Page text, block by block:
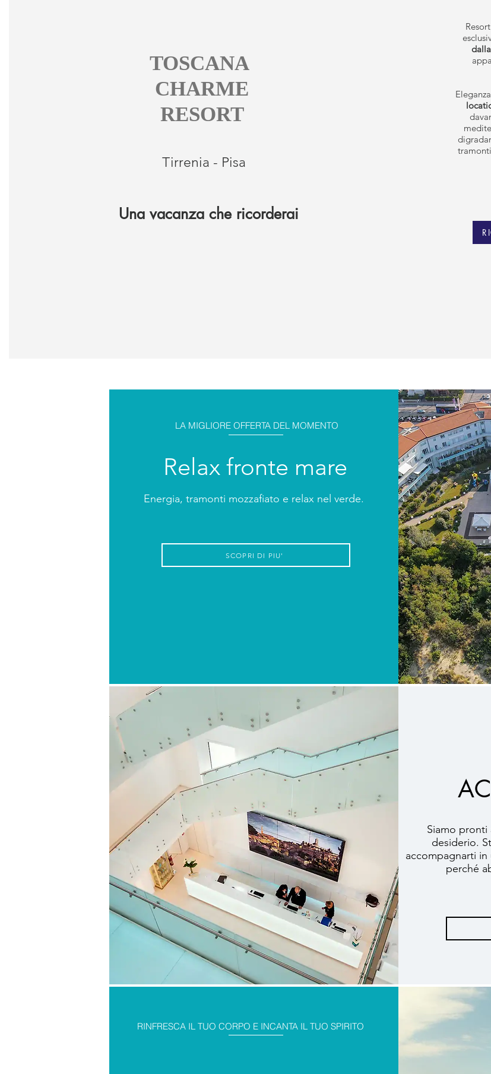
TOSCANA
CHARME
RESORT
Tirrenia - Pisa
Una vacanza che ricorderai
LA MIGLIORE OFFERTA DEL MOMENTO
Relax fronte mare
Energia, tramonti mozzafiato e relax nel verde.
SCOPRI DI PIU'
Siamo
desiderio.
accompagnarti
perché
RINFRESCA IL TUO CORPO E INCANTA IL TUO SPIRITO